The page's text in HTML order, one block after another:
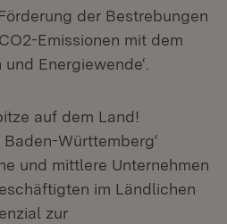
der Bestrebungen
Emissionen mit dem
Energiewende‘.
auf dem Land!
Württemberg‘
und mittlere Unternehmen
im Ländlichen
zur